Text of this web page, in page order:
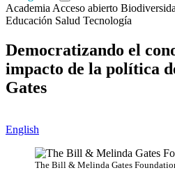
Academia Acceso abierto
Educación Salud Tecnología
Democratizando el
impacto de la política
Gates
English
The Bill & Melinda Gates